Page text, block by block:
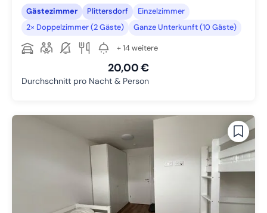
Gästezimmer Plittersdorf
Einzelzimmer
2× Doppelzimmer (2 Gäste)
Ganze Unterkunft (10 Gäste)
+ 14 weitere
20,00 €
Durchschnitt pro Nacht & Person